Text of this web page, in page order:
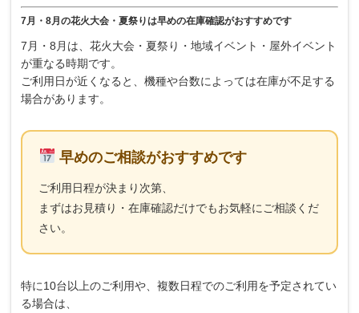
7月・8月の花火大会・夏祭りは早めの在庫確認がおすすめです
7月・8月は、花火大会・夏祭り・地域イベント・屋外イベント
が重なる時期です。
ご利用日が近くなると、機種や台数によっては在庫が不足する
場合があります。
早めのご相談がおすすめです
ご利用日程が決まり次第、
まずはお見積り・在庫確認だけでもお気軽にご相談くだ
さい。
特に10台以上のご利用や、複数日程でのご利用を予定されてい
る場合は、